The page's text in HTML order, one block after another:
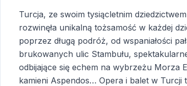
Turcja, ze swoim tysiącletnim
rozwinęła unikalną tożsamość w każdej
poprzez długą podróż, od wspaniałości
brukowanych ulic Stambułu,
odbijające się echem na wybrzeżu Morza
kamieni Aspendos… Opera i balet w